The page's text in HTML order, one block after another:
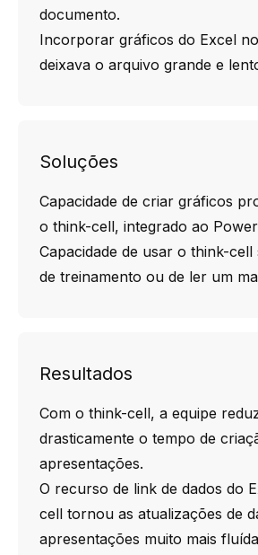
documento.
Incorporar gráficos do Excel
deixava o arquivo grande e
Soluções
Capacidade de criar gráficos
o think-cell, integrado ao
Capacidade de usar o think-
de treinamento ou de ler um
Resultados
Com o think-cell, a equipe
drasticamente o tempo de
apresentações.
O recurso de link de dados do
cell tornou as atualizações de
apresentações muito mais